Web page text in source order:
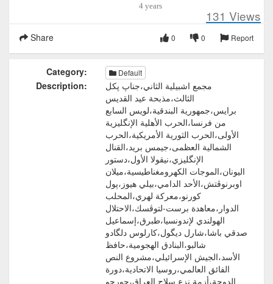
4 years
131 Views
Share Report
0
0
Category: Default
Description:
مجمع اشبيلية الثاني،جناپ پكل
الثالث،مذبحة عيد القديس
برايس،جمهورية البندقية،لويس السابع
من فرنسا،الحرب الأهلية الإنگليزية
الأولى،الحرب الثورية الأمريكية،الحرب
الشمالية العظمى،جيمس بريد،القنال
الإنگليزي،نيقولا الأول،دستور
اليونان،الموجات الكهرومغناطيسية،ميلان
اوبرنوڤتش،الأحد الدامي،بيلي هيوز،پول
كورنو،معركة لهري،المحلب
الدوار،معاهدة برست-لتوڤسك،الاحتلال
الهولندي لإندونسيا،طبرق،إسماعيل
صدقي باشا،شارل ديگول،كارلوس دلگادو
شالبو،البنادق الهجومية،حافظ
الأسد،الجيش الإسرائيلي،مشروع النص
الفائق العالمي،روسيا الاتحادية،دورة
الدوحة،أزمة نزع سلاح العراق،جورجو